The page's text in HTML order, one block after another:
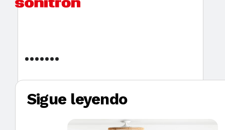
Sigue leyendo